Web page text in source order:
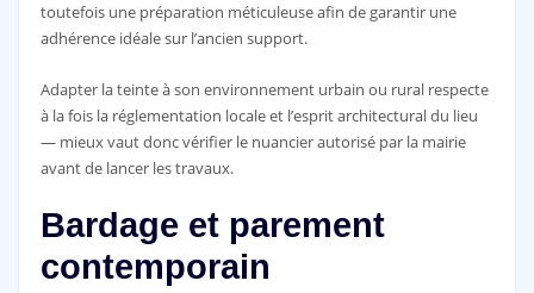
toutefois une préparation méticuleuse afin de garantir une
adhérence idéale sur l’ancien support.
Adapter la teinte à son environnement urbain ou rural respecte
à la fois la réglementation locale et l’esprit architectural du lieu
— mieux vaut donc vérifier le nuancier autorisé par la mairie
avant de lancer les travaux.
Bardage et parement
contemporain